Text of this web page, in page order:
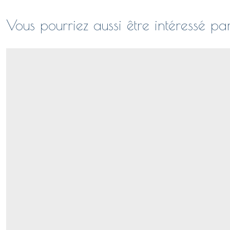
Vous pourriez aussi être intéressé